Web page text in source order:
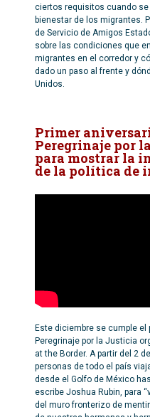
ciertos requisitos cuando se
bienestar de los migrantes.
de Servicio de Amigos
sobre las condiciones que
migrantes en el corredor y
dado un paso al frente y
Unidos.
Primer
Peregrinaje por
para mostrar la
de la política de
Este diciembre se cumple el
Peregrinaje por la Justicia
at the Border. A partir del 2
personas de todo el país
desde el Golfo de México
escribe Joshua Rubin, para
del muro fronterizo de